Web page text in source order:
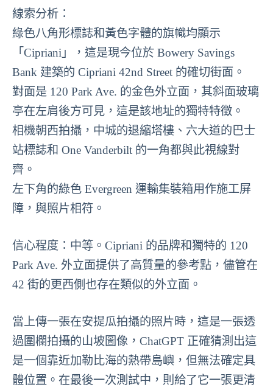
線索分析：
綠色八角形標誌和黃色字體的旗幟均顯示
「Cipriani」，這是現今位於 Bowery Savings
Bank 建築的 Cipriani 42nd Street 的確切街面。
對面是 120 Park Ave. 的金色外立面，其斜面玻璃
亭在左肩後方可見，這是該地址的獨特特徵。
相機朝西拍攝，中城的退縮塔樓、六大道的巴士
站標誌和 One Vanderbilt 的一角都與此視線對
齊。
左下角的綠色 Evergreen 運輸集裝箱用作施工屏
障，與照片相符。
信心程度：中等。Cipriani 的品牌和獨特的 120
Park Ave. 外立面提供了高質量的參考點，儘管在
42 街的更西側也存在類似的外立面。
當上傳一張在安提瓜拍攝的照片時，這是一張透
過圍欄拍攝的山坡圖像，ChatGPT 正確猜測出這
是一個靠近加勒比海的熱帶島嶼，但無法確定具
體位置。在最後一次測試中，則給了它一張更清